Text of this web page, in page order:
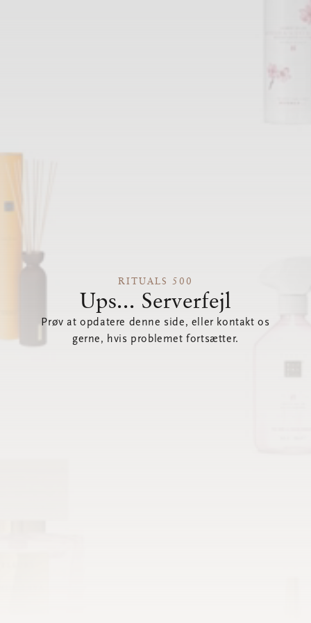
RITUALS 500
Ups... Serverfejl
Prøv at opdatere denne side, eller kontakt os
gerne, hvis problemet fortsætter.